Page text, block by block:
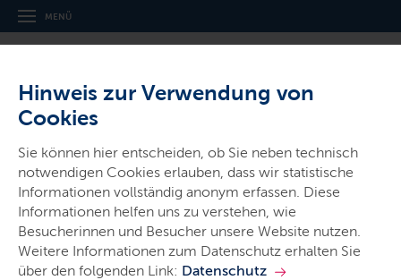
Hinweis zur Verwendung von
Cookies
Sie können hier entscheiden, ob Sie neben technisch
notwendigen Cookies erlauben, dass wir statistische
Informationen vollständig anonym erfassen. Diese
Informationen helfen uns zu verstehen, wie
Besucherinnen und Besucher unsere Website nutzen.
Weitere Informationen zum Datenschutz erhalten Sie
über den folgenden Link: Datenschutz
MENÜ
Ministerium für Inneres,
Kommunales, Wohnen und Sport
Ministerien & Behörden